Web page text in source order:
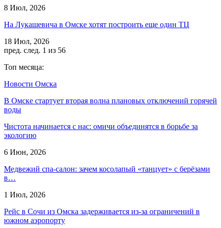
8 Июл, 2026
На Лукашевича в Омске хотят построить еще один ТЦ
18 Июл, 2026
пред. след. 1 из 56
Топ месяца:
Новости Омска
В Омске стартует вторая волна плановых отключений горячей
воды
Чистота начинается с нас: омичи объединятся в борьбе за
экологию
6 Июн, 2026
Медвежий спа-салон: зачем косолапый «танцует» с берёзами
в…
1 Июл, 2026
Рейс в Сочи из Омска задерживается из-за ограничений в
южном аэропорту